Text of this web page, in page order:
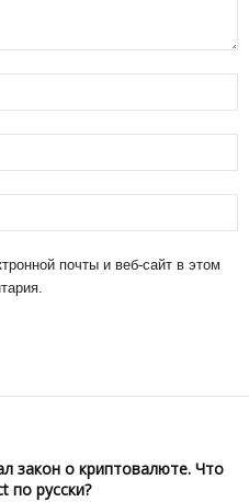
почты и веб-сайт в этом
закон о криптовалюте. Что
по русски?